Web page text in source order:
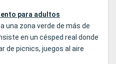
para adultos
una zona verde de más de
en un césped real donde
de picnics, juegos al aire